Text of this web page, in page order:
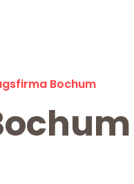
Bochum